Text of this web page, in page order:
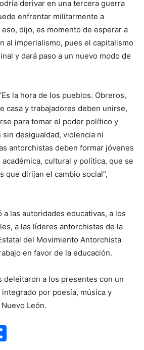
derivar en una tercera guerra
enfrentar militarmente a
dijo, es momento de esperar a
al imperialismo, pues el capitalismo
y dará paso a un nuevo modo de
la hora de los pueblos. Obreros,
casa y trabajadores deben unirse,
para tomar el poder político y
desigualdad, violencia ni
antorchistas deben formar jóvenes
cultural y política, que se
que dirijan el cambio social”,
a las autoridades educativas, a los
a las líderes antorchistas de la
del Movimiento Antorchista
en favor de la educación.
deleitaron a los presentes con un
por poesía, música y
León.